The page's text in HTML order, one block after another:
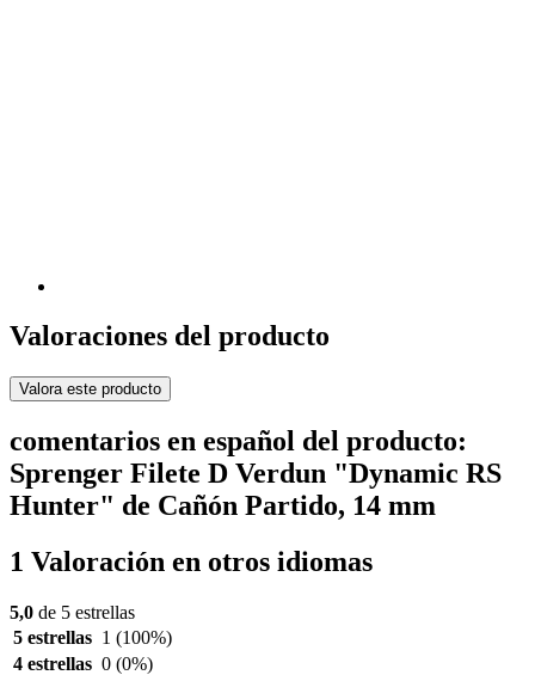
Valoraciones del producto
Valora este producto
comentarios en español del producto:
Sprenger Filete D Verdun "Dynamic RS
Hunter" de Cañón Partido, 14 mm
1 Valoración en otros idiomas
5,0 de 5 estrellas
5 estrellas 1 (100%)
4 estrellas 0 (0%)